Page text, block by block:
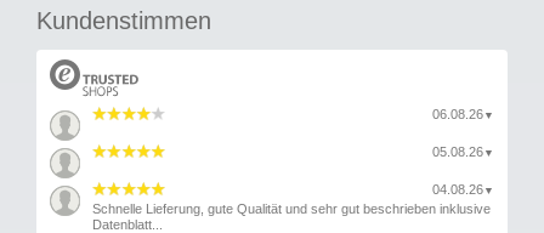
Kundenstimmen
06.08.26 ▼
05.08.26 ▼
04.08.26 ▼
Schnelle Lieferung, gute Qualität und sehr gut beschrieben inklusive
Datenblatt...